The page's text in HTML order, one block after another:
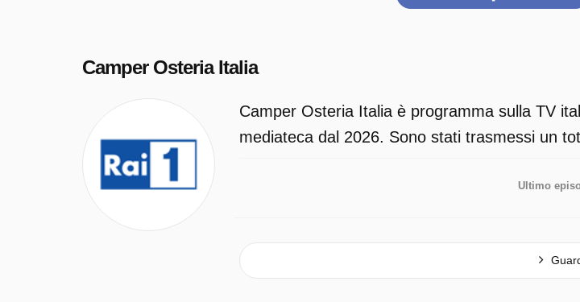
Camper Osteria Italia
Camper Osteria Italia è programma sulla TV
mediateca dal 2026. Sono stati trasmessi un
Ultimo